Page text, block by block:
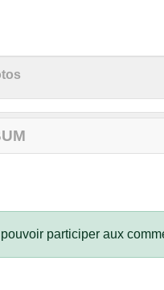
participer aux